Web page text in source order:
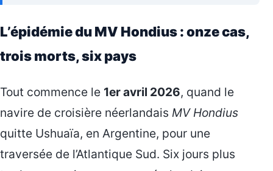
L’épidémie du MV Hondius : onze cas,
trois morts, six pays
Tout commence le 1er avril 2026, quand le
navire de croisière néerlandais MV Hondius
quitte Ushuaïa, en Argentine, pour une
traversée de l’Atlantique Sud. Six jours plus